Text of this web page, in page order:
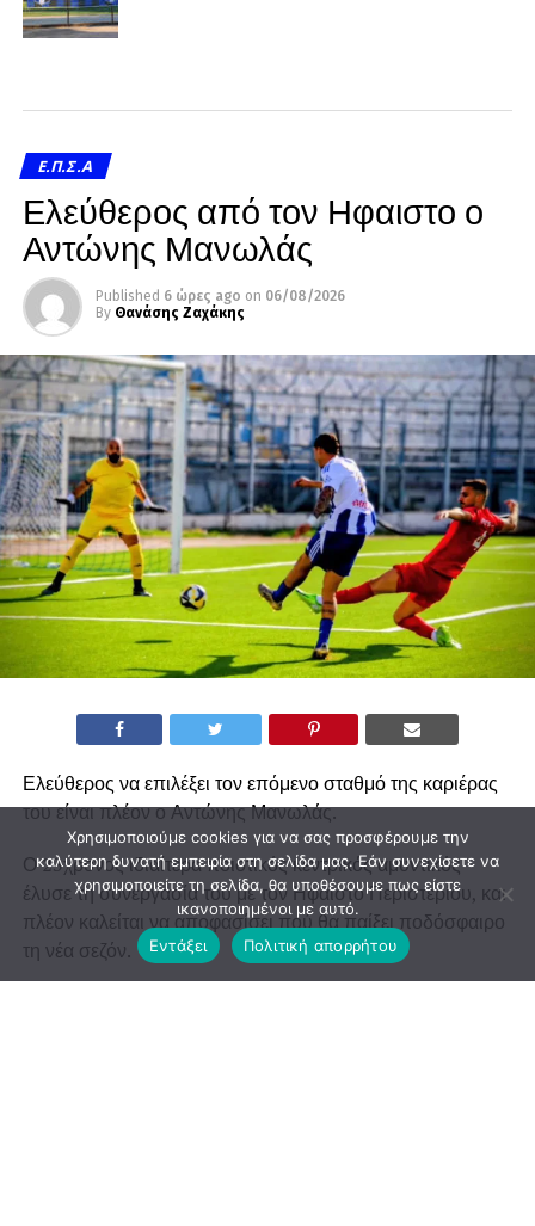
Ε.Π.Σ.Α
Ελεύθερος από τον Ηφαιστο ο
Αντώνης Μανωλάς
Published 6 ώρες ago on 06/08/2026
By Θανάσης Ζαχάκης
Ελεύθερος να επιλέξει τον επόμενο σταθμό της καριέρας
του είναι πλέον ο Αντώνης Μανωλάς.
Ο 23χρονος ιδιαίτερα ποιοτικός κεντρικός αμυντικός
έλυσε τη συνεργασία του με τον Ηφαιστο Περιστερίου, και
πλέον καλείται να αποφασίσει πού θα παίξει ποδόσφαιρο
τη νέα σεζόν.
Χρησιμοποιούμε cookies για να σας προσφέρουμε την
καλύτερη δυνατή εμπειρία στη σελίδα μας. Εάν συνεχίσετε να
χρησιμοποιείτε τη σελίδα, θα υποθέσουμε πως είστε
ικανοποιημένοι με αυτό.
Εντάξει
Πολιτική απορρήτου